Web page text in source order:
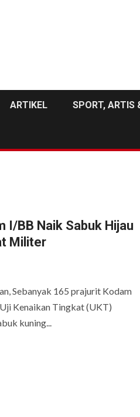
ARTIKEL SPORT, ARTIS
I/BB Naik Sabuk Hijau
Militer
Sebanyak 165 prajurit Kodam
Kenaikan Tingkat (UKT)
kuning...